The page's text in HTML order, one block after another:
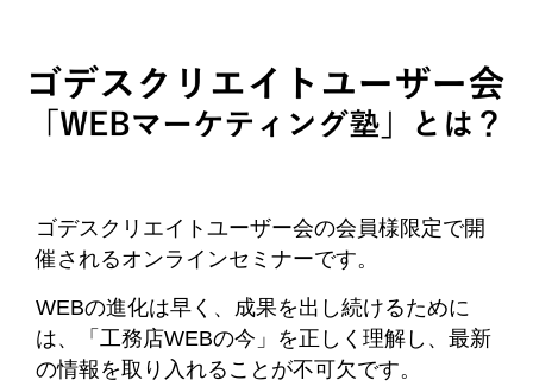
ゴデスクリエイトユーザー会の会員様限定で開
催されるオンラインセミナーです。
WEBの進化は早く、成果を出し続けるために
は、「工務店WEBの今」を正しく理解し、最新
の情報を取り入れることが不可欠です。